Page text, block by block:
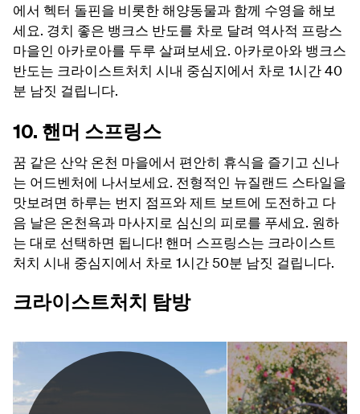
에서 헥터 돌핀을 비롯한 해양동물과 함께 수영을 해보
세요. 경치 좋은 뱅크스 반도를 차로 달려 역사적 프랑스
마을인 아카로아를 두루 살펴보세요. 아카로아와 뱅크스
반도는 크라이스트처치 시내 중심지에서 차로 1시간 40
분 남짓 걸립니다.
10. 핸머 스프링스
꿈 같은 산악 온천 마을에서 편안히 휴식을 즐기고 신나
는 어드벤처에 나서보세요. 전형적인 뉴질랜드 스타일을
맛보려면 하루는 번지 점프와 제트 보트에 도전하고 다
음 날은 온천욕과 마사지로 심신의 피로를 푸세요. 원하
는 대로 선택하면 됩니다! 핸머 스프링스는 크라이스트
처치 시내 중심지에서 차로 1시간 50분 남짓 걸립니다.
크라이스트처치 탐방